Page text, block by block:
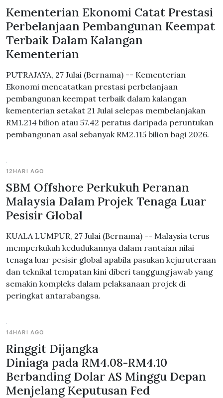
Kementerian Ekonomi Catat Prestasi
Perbelanjaan Pembangunan Keempat
Terbaik Dalam Kalangan
Kementerian
PUTRAJAYA, 27 Julai (Bernama) -- Kementerian
Ekonomi mencatatkan prestasi perbelanjaan
pembangunan keempat terbaik dalam kalangan
kementerian setakat 21 Julai selepas membelanjakan
RM1.214 bilion atau 57.42 peratus daripada peruntukan
pembangunan asal sebanyak RM2.115 bilion bagi 2026.
12HARI AGO
SBM Offshore Perkukuh Peranan
Malaysia Dalam Projek Tenaga Luar
Pesisir Global
KUALA LUMPUR, 27 Julai (Bernama) -- Malaysia terus
memperkukuh kedudukannya dalam rantaian nilai
tenaga luar pesisir global apabila pasukan kejuruteraan
dan teknikal tempatan kini diberi tanggungjawab yang
semakin kompleks dalam pelaksanaan projek di
peringkat antarabangsa.
14HARI AGO
Ringgit Dijangka
Diniaga pada RM4.08-RM4.10
Berbanding Dolar AS Minggu Depan
Menjelang Keputusan Fed